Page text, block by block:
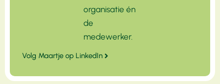
organisatie én
de
medewerker.
Volg Maartje op LinkedIn